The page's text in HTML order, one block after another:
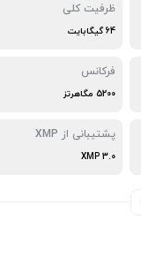
ظرفیت کلی
64 گیگابایت
فرکانس
5200 مگاهرتز
پشتیبانی از XMP
XMP 3.0